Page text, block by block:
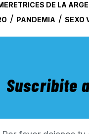
DE LA
/ PANDEMIA /SEXO
Suscribite